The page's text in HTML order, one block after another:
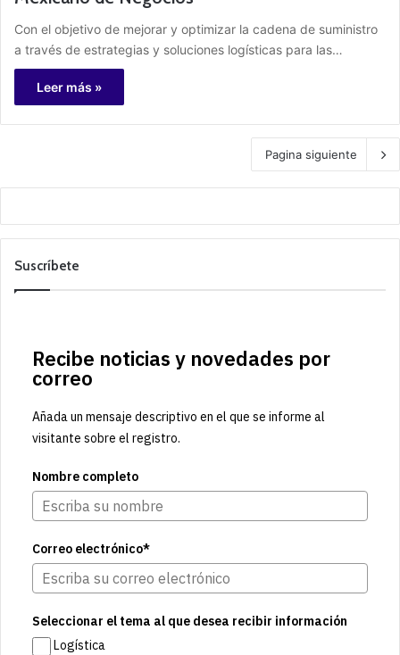
Con el objetivo de mejorar y optimizar la cadena de suministro
a través de estrategias y soluciones logísticas para las…
Leer más »
Pagina siguiente
Suscríbete
Recibe noticias y novedades por
correo
Añada un mensaje descriptivo en el que se informe al
visitante sobre el registro.
Nombre completo
Correo electrónico*
Seleccionar el tema al que desea recibir información
Logística